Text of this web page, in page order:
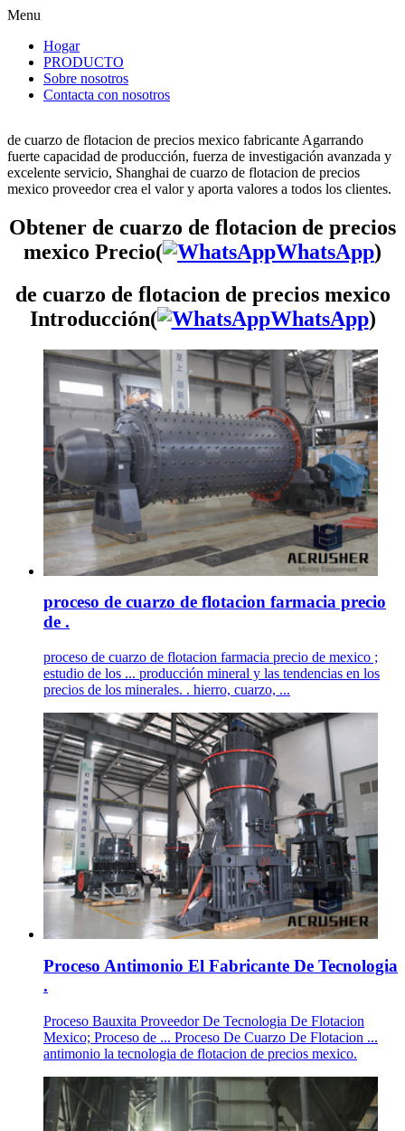
Menu
Hogar
PRODUCTO
Sobre nosotros
Contacta con nosotros
de cuarzo de flotacion de precios mexico fabricante Agarrando
fuerte capacidad de producción, fuerza de investigación avanzada y
excelente servicio, Shanghai de cuarzo de flotacion de precios
mexico proveedor crea el valor y aporta valores a todos los clientes.
Obtener de cuarzo de flotacion de precios
mexico Precio(
WhatsApp)
de cuarzo de flotacion de precios mexico
Introducción(
WhatsApp)
proceso de cuarzo de flotacion farmacia precio
de .
proceso de cuarzo de flotacion farmacia precio de mexico ;
estudio de los ... producción mineral y las tendencias en los
precios de los minerales. . hierro, cuarzo, ...
Proceso Antimonio El Fabricante De Tecnologia
.
Proceso Bauxita Proveedor De Tecnologia De Flotacion
Mexico; Proceso de ... Proceso De Cuarzo De Flotacion ...
antimonio la tecnologia de flotacion de precios mexico.